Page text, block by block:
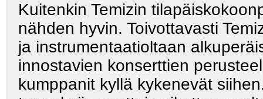
Kuitenkin Temizin
nähden hyvin. Toivottavasti
ja instrumentaatioltaan
innostavien konserttien
kumppanit kyllä kykenevät